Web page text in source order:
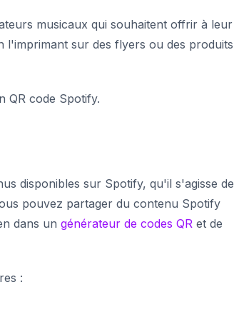
musicaux qui souhaitent offrir à leur
l'imprimant sur des flyers ou des produits
QR code Spotify.
disponibles sur Spotify, qu'il s'agisse de
pouvez partager du contenu Spotify
dans un générateur de codes QR et de
: